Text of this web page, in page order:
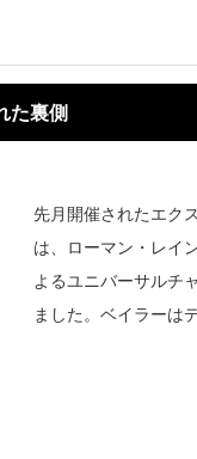
た裏側
先月開催されたエク
は、ローマン・レイ
よるユニバーサルチ
ました。ベイラーは